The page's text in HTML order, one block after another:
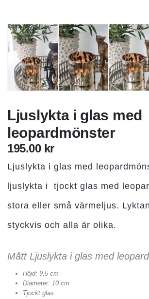
Ljuslykta i glas med
leopardmönster
195.00 kr
Ljuslykta i glas med
ljuslykta i tjockt glas med
stora eller små värmeljus.
styckvis och alla är olika.
Mått Ljuslykta i glas med
Höjd: 9,5 cm
Diameter: 10 cm
Tjockt glas